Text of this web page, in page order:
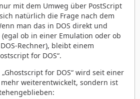
mit dem Umweg über PostScript
natürlich die Frage nach dem
man das in DOS direkt und
ob in einer Emulation oder ob
Rechner), bleibt einem
for DOS“.
for DOS“ wird seit einer
weiterentwickelt, sondern ist